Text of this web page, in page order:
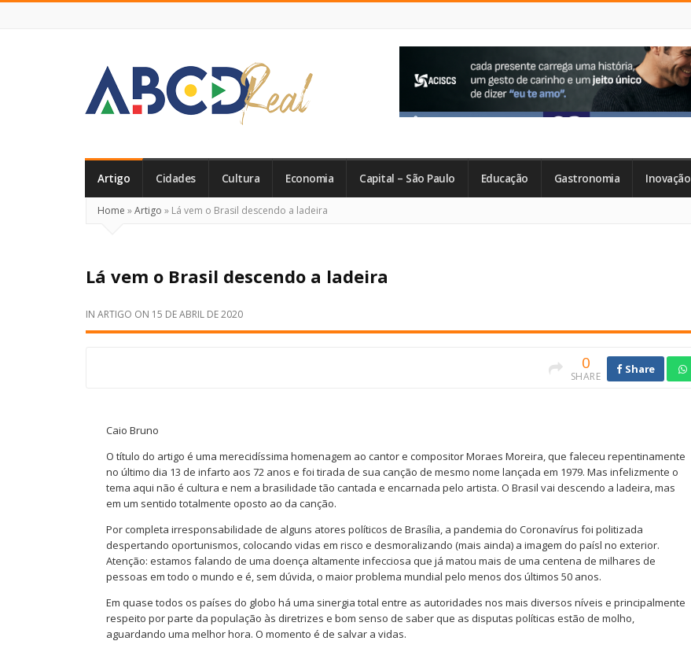
Real
Artigo Cidades Cultura Economia Capital – São Paulo Educação Gastronomia Inovação
Home »Artigo » Lá vem o Brasil descendo a ladeira
Lá vem o Brasil descendo a ladeira
IN ARTIGO ON 15 DE ABRIL DE 2020
0
SHARE
Share
Caio Bruno
O título do artigo é uma merecidíssima homenagem ao cantor e compositor Moraes Moreira, que faleceu repentinamente
no último dia 13 de infarto aos 72 anos e foi tirada de sua canção de mesmo nome lançada em 1979. Mas infelizmente o
tema aqui não é cultura e nem a brasilidade tão cantada e encarnada pelo artista. O Brasil vai descendo a ladeira, mas
em um sentido totalmente oposto ao da canção.
Por completa irresponsabilidade de alguns atores políticos de Brasília, a pandemia do Coronavírus foi politizada
despertando oportunismos, colocando vidas em risco e desmoralizando (mais ainda) a imagem do paísl no exterior.
Atenção: estamos falando de uma doença altamente infecciosa que já matou mais de uma centena de milhares de
pessoas em todo o mundo e é, sem dúvida, o maior problema mundial pelo menos dos últimos 50 anos.
Em quase todos os países do globo há uma sinergia total entre as autoridades nos mais diversos níveis e principalmente
respeito por parte da população às diretrizes e bom senso de saber que as disputas políticas estão de molho,
aguardando uma melhor hora. O momento é de salvar a vidas.